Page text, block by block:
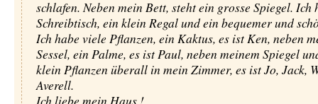
schlafen. Neben mein Bett, steht ein grosse Spiegel. Ich
Schreibtisch, ein klein Regal und ein bequemer und
Ich habe viele Pflanzen, ein Kaktus, es ist Ken, neben
Sessel, ein Palme, es ist Paul, neben meinem Spiegel
klein Pflanzen überall in mein Zimmer, es ist Jo, Jack,
Averell.
Ich liebe mein Haus !